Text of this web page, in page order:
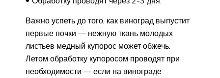
Важно успеть до того, как виноград выпустит
первые почки — нежную ткань молодых
листьев медный купорос может обжечь.
Летом обработку купоросом проводят при
необходимости — если на винограде